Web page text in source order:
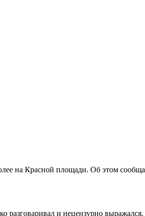
на Красной площади. Об этом
разговаривал и нецензурно